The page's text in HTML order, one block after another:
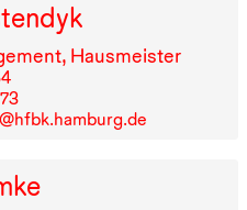
Hausmeister